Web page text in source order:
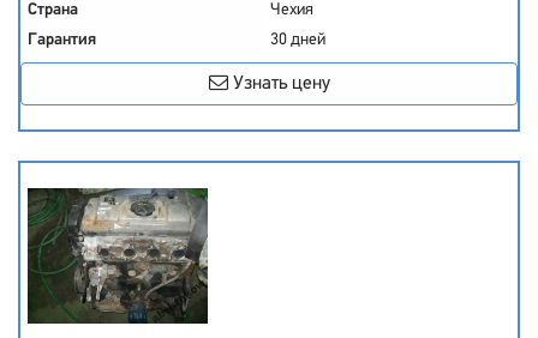
Страна
Чехия
Гарантия
30 дней
Узнать цену